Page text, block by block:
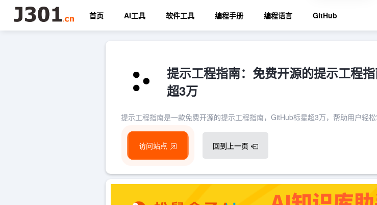
首页 AI工具 软件工具 编程手册 编程语言 GitHub
提示工程指南：免费开源的提示工程
超3万
提示工程指南是一款免费开源的提示工程指南，GitHub标星超3万，帮助用户轻松
访问站点 回到上一页